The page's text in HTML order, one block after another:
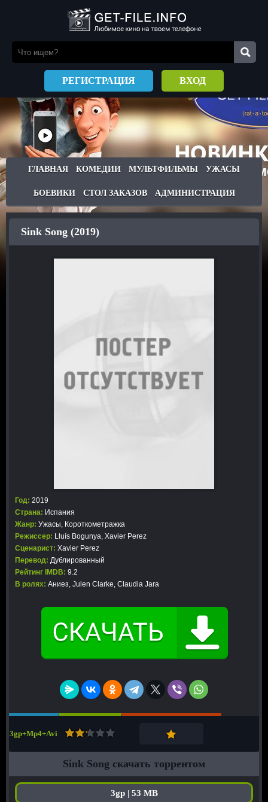
РЕГИСТРАЦИЯ ВХОД
ГЛАВНАЯ КОМЕДИИ МУЛЬТФИЛЬМЫ УЖАСЫ
БОЕВИКИ СТОЛ ЗАКАЗОВ АДМИНИСТРАЦИЯ
Sink Song (2019)
Год: 2019
Страна: Испания
Жанр: Ужасы, Короткометражка
Режиссер: Lluís Bogunya, Xavier Perez
Сценарист: Xavier Perez
Перевод: Дублированный
Рейтинг IMDB: 9.2
В ролях: Аниез, Julen Clarke, Claudia Jara
3gp+Mp4+Avi
Sink Song скачать торрентом
3gp | 53 MB